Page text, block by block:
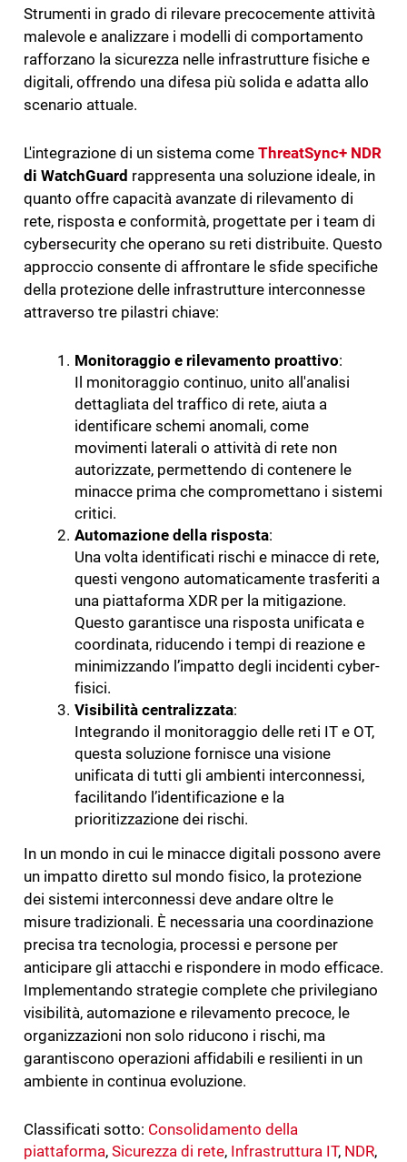
Strumenti in grado di rilevare precocemente attività
malevole e analizzare i modelli di comportamento
rafforzano la sicurezza nelle infrastrutture fisiche e
digitali, offrendo una difesa più solida e adatta allo
scenario attuale.
L'integrazione di un sistema comeThreatSync+ NDR
di WatchGuard rappresenta una soluzione ideale, in
quanto offre capacità avanzate di rilevamento di
rete, risposta e conformità, progettate per i team di
cybersecurity che operano su reti distribuite. Questo
approccio consente di affrontare le sfide specifiche
della protezione delle infrastrutture interconnesse
attraverso tre pilastri chiave:
Monitoraggio e rilevamento proattivo:
Il monitoraggio continuo, unito all'analisi
dettagliata del traffico di rete, aiuta a
identificare schemi anomali, come
movimenti laterali o attività di rete non
autorizzate, permettendo di contenere le
minacce prima che compromettano i sistemi
critici.
Automazione della risposta:
Una volta identificati rischi e minacce di rete,
questi vengono automaticamente trasferiti a
una piattaforma XDR per la mitigazione.
Questo garantisce una risposta unificata e
coordinata, riducendo i tempi di reazione e
minimizzando l’impatto degli incidenti cyber-
fisici.
Visibilità centralizzata:
Integrando il monitoraggio delle reti IT e OT,
questa soluzione fornisce una visione
unificata di tutti gli ambienti interconnessi,
facilitando l’identificazione e la
prioritizzazione dei rischi.
In un mondo in cui le minacce digitali possono avere
un impatto diretto sul mondo fisico, la protezione
dei sistemi interconnessi deve andare oltre le
misure tradizionali. È necessaria una coordinazione
precisa tra tecnologia, processi e persone per
anticipare gli attacchi e rispondere in modo efficace.
Implementando strategie complete che privilegiano
visibilità, automazione e rilevamento precoce, le
organizzazioni non solo riducono i rischi, ma
garantiscono operazioni affidabili e resilienti in un
ambiente in continua evoluzione.
Classificati sotto: Consolidamento della
piattaforma, Sicurezza di rete, Infrastruttura IT, NDR,